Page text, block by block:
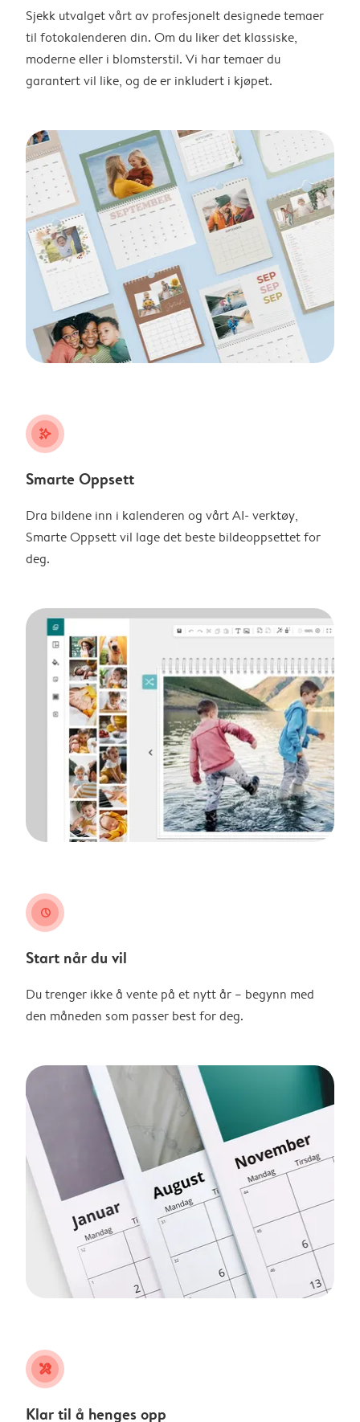
Sjekk utvalget vårt av profesjonelt designede temaer
til fotokalenderen din. Om du liker det klassiske,
moderne eller i blomsterstil. Vi har temaer du
garantert vil like, og de er inkludert i kjøpet.
stars_plus
Smarte Oppsett
Dra bildene inn i kalenderen og vårt AI- verktøy,
Smarte Oppsett vil lage det beste bildeoppsettet for
deg.
clock
Start når du vil
Du trenger ikke å vente på et nytt år – begynn med
den måneden som passer best for deg.
tools
Klar til å henges opp